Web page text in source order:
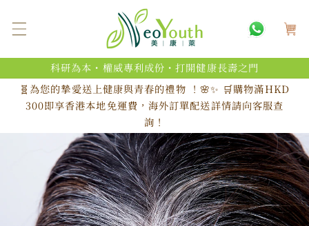
容
物
科研為本・權威專利成份・打開健康長壽之門
🧬為您的摯愛送上健康與青春的禮物 ！🌸✨ 🛒購物滿HKD
300即享香港本地免運費，海外訂單配送詳情請向客服查
詢！